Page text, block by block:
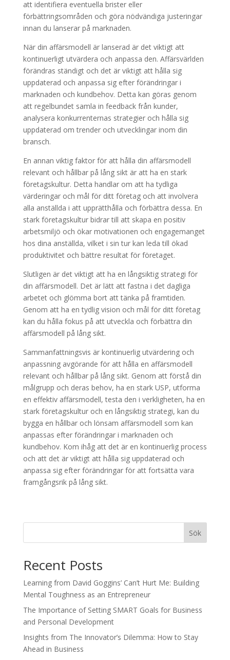
att identifiera eventuella brister eller
förbättringsområden och göra nödvändiga justeringar
innan du lanserar på marknaden.
När din affärsmodell är lanserad är det viktigt att
kontinuerligt utvärdera och anpassa den. Affärsvärlden
förändras ständigt och det är viktigt att hålla sig
uppdaterad och anpassa sig efter förändringar i
marknaden och kundbehov. Detta kan göras genom
att regelbundet samla in feedback från kunder,
analysera konkurrenternas strategier och hålla sig
uppdaterad om trender och utvecklingar inom din
bransch.
En annan viktig faktor för att hålla din affärsmodell
relevant och hållbar på lång sikt är att ha en stark
företagskultur. Detta handlar om att ha tydliga
värderingar och mål för ditt företag och att involvera
alla anställda i att upprätthålla och förbättra dessa. En
stark företagskultur bidrar till att skapa en positiv
arbetsmiljö och ökar motivationen och engagemanget
hos dina anställda, vilket i sin tur kan leda till ökad
produktivitet och bättre resultat för företaget.
Slutligen är det viktigt att ha en långsiktig strategi för
din affärsmodell. Det är lätt att fastna i det dagliga
arbetet och glömma bort att tänka på framtiden.
Genom att ha en tydlig vision och mål för ditt företag
kan du hålla fokus på att utveckla och förbättra din
affärsmodell på lång sikt.
Sammanfattningsvis är kontinuerlig utvärdering och
anpassning avgörande för att hålla en affärsmodell
relevant och hållbar på lång sikt. Genom att förstå din
målgrupp och deras behov, ha en stark USP, utforma
en effektiv affärsmodell, testa den i verkligheten, ha en
stark företagskultur och en långsiktig strategi, kan du
bygga en hållbar och lönsam affärsmodell som kan
anpassas efter förändringar i marknaden och
kundbehov. Kom ihåg att det är en kontinuerlig process
och att det är viktigt att hålla sig uppdaterad och
anpassa sig efter förändringar för att fortsätta vara
framgångsrik på lång sikt.
Sök
Recent Posts
Learning from David Goggins’ Can’t Hurt Me: Building
Mental Toughness as an Entrepreneur
The Importance of Setting SMART Goals for Business
and Personal Development
Insights from The Innovator’s Dilemma: How to Stay
Ahead in Business